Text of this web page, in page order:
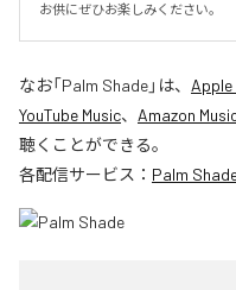
お供にぜひお楽しみください。
なお「Palm Shade」は、 Apple
YouTube Music、 Amazon
聴くことができる。
各配信サービス： Palm